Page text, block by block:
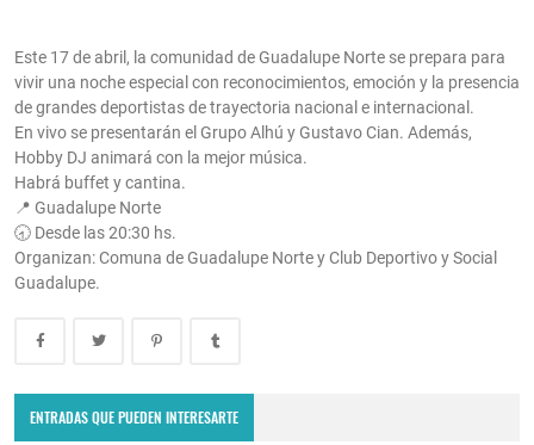
Este 17 de abril, la comunidad de Guadalupe Norte se prepara para
vivir una noche especial con reconocimientos, emoción y la presencia
de grandes deportistas de trayectoria nacional e internacional.
En vivo se presentarán el Grupo Alhú y Gustavo Cian. Además,
Hobby DJ animará con la mejor música.
Habrá buffet y cantina.
📍 Guadalupe Norte
🕣 Desde las 20:30 hs.
Organizan: Comuna de Guadalupe Norte y Club Deportivo y Social
Guadalupe.
ENTRADAS QUE PUEDEN INTERESARTE